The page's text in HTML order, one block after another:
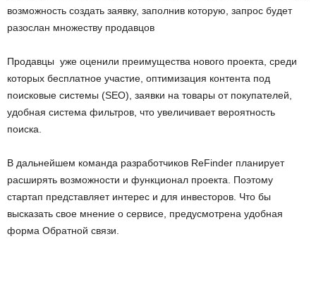
возможность создать заявку, заполнив которую, запрос будет
разослан множеству продавцов
Продавцы уже оценили преимущества нового проекта, среди
которых бесплатное участие, оптимизация контента под
поисковые системы (SEO), заявки на товары от покупателей,
удобная система фильтров, что увеличивает вероятность
поиска.
В дальнейшем команда разработчиков ReFinder планирует
расширять возможности и функционал проекта. Поэтому
стартап представляет интерес и для инвесторов. Что бы
высказать свое мнение о сервисе, предусмотрена удобная
форма Обратной связи.